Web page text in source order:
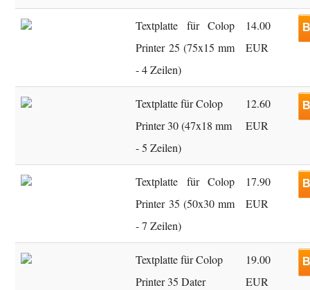
Textplatte für Colop
Printer 25 (75x15 mm
- 4 Zeilen)
14.00
EUR
Textplatte für Colop
Printer 30 (47x18 mm
- 5 Zeilen)
12.60
EUR
Textplatte für Colop
Printer 35 (50x30 mm
- 7 Zeilen)
17.90
EUR
Textplatte für Colop
Printer 35 Dater
19.00
EUR